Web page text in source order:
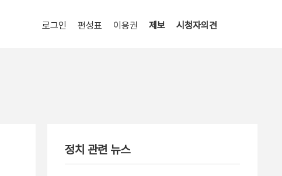
로그인 편성표 이용권 제보 시청자의견
정치 관련 뉴스